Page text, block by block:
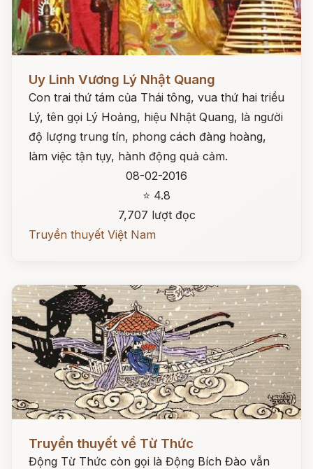
Uy Linh Vương Lý Nhật Quang
Con trai thứ tám của Thái tông, vua thứ hai triều
Lý, tên gọi Lý Hoảng, hiệu Nhật Quang, là người
độ lượng trung tín, phong cách đàng hoàng,
làm việc tận tụy, hành động quả cảm.
08-02-2016
⭐ 4.8
7,707 lượt đọc
Truyền thuyết Việt Nam
Đọc ngay
Truyền thuyết về Từ Thức
Động Từ Thức còn gọi là Động Bích Đào vẫn